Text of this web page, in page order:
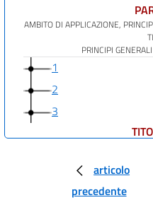
AMBITO DI APPLICAZIONE,
PRINCIPI
1
2
3
articolo
precedente